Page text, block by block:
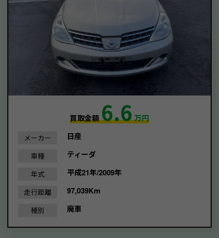
買取金額6.6万円
メーカー 日産
車種 ティーダ
年式 平成21年/2009年
走行距離 97,039Km
種別 廃車